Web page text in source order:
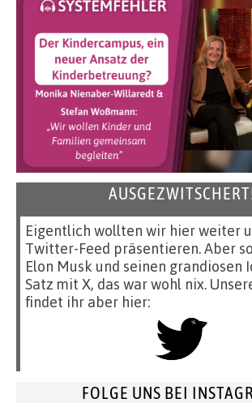
Eigentlich wollten wir hier weiter
Twitter-Feed präsentieren. Aber
Elon Musk und seinen grandiosen
Satz mit X, das war wohl nix.
findet ihr aber hier:
FOLGE UNS BEI